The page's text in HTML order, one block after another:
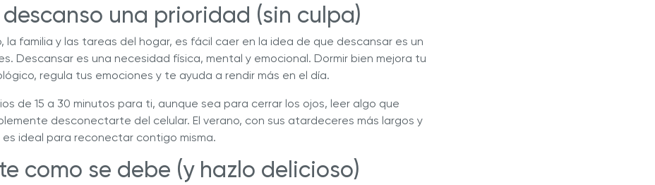
descanso una prioridad (sin culpa)
la familia y las tareas del hogar, es fácil caer en la idea de que descansar es un
Descansar es una necesidad física, mental y emocional. Dormir bien mejora tu
regula tus emociones y te ayuda a rendir más en el día.
de 15 a 30 minutos para ti, aunque sea para cerrar los ojos, leer algo que
desconectarte del celular. El verano, con sus atardeceres más largos y
ideal para reconectar contigo misma.
como se debe (y hazlo delicioso)